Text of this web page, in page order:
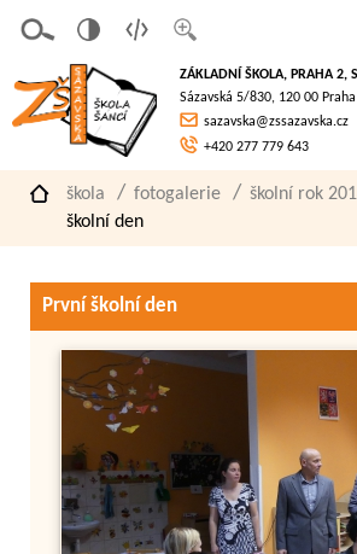
písmo
á
verze
pro
slaboz
raké
ZÁKLADNÍ ŠKOLA, PRAHA 2,
Sázavská 5/830, 120 00
sazavska@zssazavska.cz
+420 277 779 643
škola fotogalerie školní rok
školní den
První školní den